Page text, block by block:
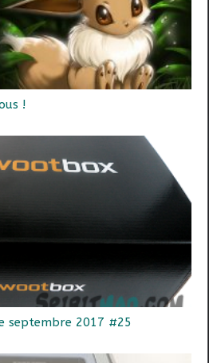
!
septembre 2017 #25